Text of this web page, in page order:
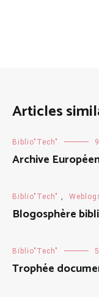
Articles
Biblio"Tech"
Archive
Biblio"Tech"
Blogosphère
Biblio"Tech"
Trophée